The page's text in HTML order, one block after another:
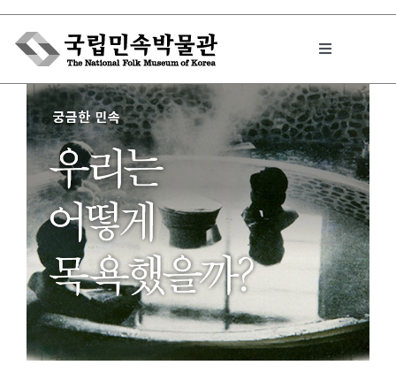
Skip
content
Toggle
박물관에서는
민속이야기
민속 인사이드
원문보기 PDF